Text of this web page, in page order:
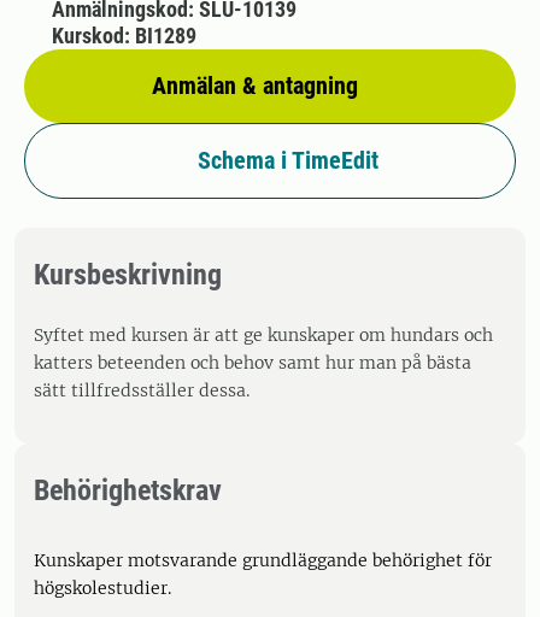
Anmälan & antagning
Anmälningskod: SLU-10139
Kurskod: BI1289
Schema i TimeEdit
Kursbeskrivning
Syftet med kursen är att ge kunskaper om hundars och
katters beteenden och behov samt hur man på bästa
sätt tillfredsställer dessa.
Behörighetskrav
Kunskaper motsvarande grundläggande behörighet för
högskolestudier.